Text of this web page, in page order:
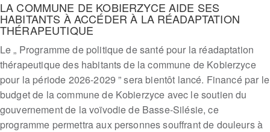
LA COMMUNE DE KOBIERZYCE AIDE SES
HABITANTS À ACCÉDER À LA RÉADAPTATION
THÉRAPEUTIQUE
Le „ Programme de politique de santé pour la réadaptation
thérapeutique des habitants de la commune de Kobierzyce
pour la période 2026-2029 ” sera bientôt lancé. Financé par le
budget de la commune de Kobierzyce avec le soutien du
gouvernement de la voïvodie de Basse-Silésie, ce
programme permettra aux personnes souffrant de douleurs à